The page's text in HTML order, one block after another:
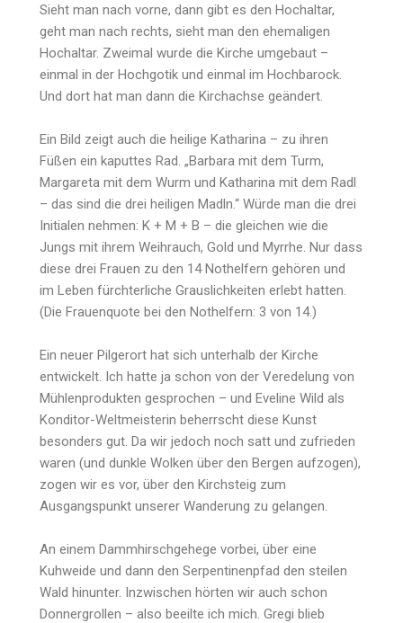
Sieht man nach vorne, dann gibt es den Hochaltar,
geht man nach rechts, sieht man den ehemaligen
Hochaltar. Zweimal wurde die Kirche umgebaut –
einmal in der Hochgotik und einmal im Hochbarock.
Und dort hat man dann die Kirchachse geändert.
Ein Bild zeigt auch die heilige Katharina – zu ihren
Füßen ein kaputtes Rad. „Barbara mit dem Turm,
Margareta mit dem Wurm und Katharina mit dem Radl
– das sind die drei heiligen Madln.“ Würde man die drei
Initialen nehmen: K + M + B – die gleichen wie die
Jungs mit ihrem Weihrauch, Gold und Myrrhe. Nur dass
diese drei Frauen zu den 14 Nothelfern gehören und
im Leben fürchterliche Grauslichkeiten erlebt hatten.
(Die Frauenquote bei den Nothelfern: 3 von 14.)
Ein neuer Pilgerort hat sich unterhalb der Kirche
entwickelt. Ich hatte ja schon von der Veredelung von
Mühlenprodukten gesprochen – und Eveline Wild als
Konditor-Weltmeisterin beherrscht diese Kunst
besonders gut. Da wir jedoch noch satt und zufrieden
waren (und dunkle Wolken über den Bergen aufzogen),
zogen wir es vor, über den Kirchsteig zum
Ausgangspunkt unserer Wanderung zu gelangen.
An einem Dammhirschgehege vorbei, über eine
Kuhweide und dann den Serpentinenpfad den steilen
Wald hinunter. Inzwischen hörten wir auch schon
Donnergrollen – also beeilte ich mich. Gregi blieb